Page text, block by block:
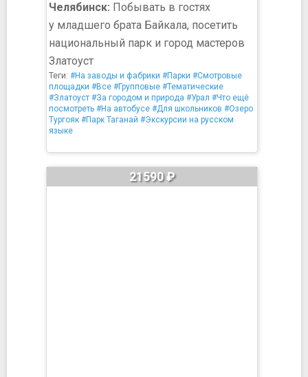
Челябинск: Побывать в гостях
у младшего брата Байкала, посетить
национальный парк и город мастеров
Златоуст
Теги: #На заводы и фабрики #Парки #Смотровые
площадки #Все #Групповые #Тематические
#Златоуст #За городом и природа #Урал #Что ещё
посмотреть #На автобусе #Для школьников #Озеро
Тургояк #Парк Таганай #Экскурсии на русском
языке
21590 ₽